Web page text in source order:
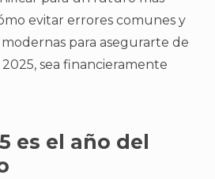
evitar errores comunes y
para asegurarte de
sea financieramente
es el año del